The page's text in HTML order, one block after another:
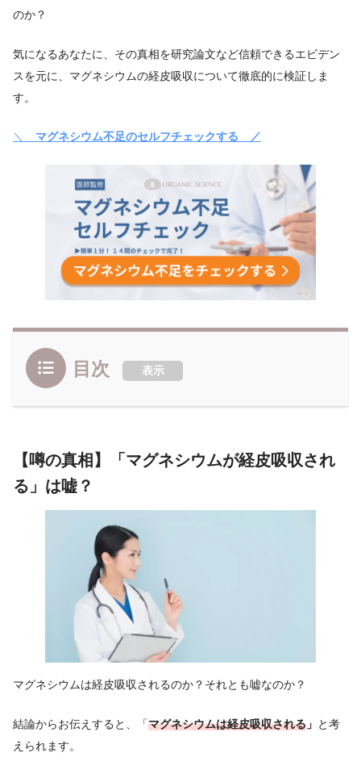
のか？
気になるあなたに、その真相を研究論文など信頼できるエビデン
スを元に、マグネシウムの経皮吸収について徹底的に検証しま
す。
＼ マグネシウム不足のセルフチェックする ／
目次 表示
【噂の真相】「マグネシウムが経皮吸収され
る」は嘘？
マグネシウムは経皮吸収されるのか？それとも嘘なのか？
結論からお伝えすると、「マグネシウムは経皮吸収される 」 と考
えられます。